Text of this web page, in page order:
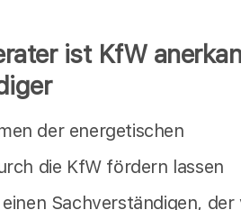
ist KfW
der energetischen
die KfW fördern lassen
Sachverständigen, der